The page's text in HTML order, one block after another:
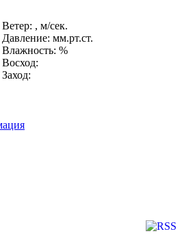
Ветер: , м/сек.
Давление: мм.рт.ст.
Влажность: %
Восход:
Заход: